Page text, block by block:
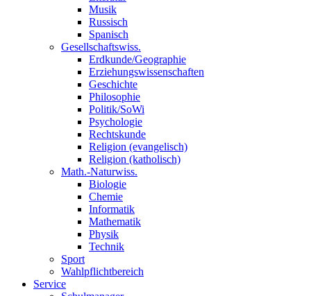
Musik
Russisch
Spanisch
Gesellschaftswiss.
Erdkunde/Geographie
Erziehungswissenschaften
Geschichte
Philosophie
Politik/SoWi
Psychologie
Rechtskunde
Religion (evangelisch)
Religion (katholisch)
Math.-Naturwiss.
Biologie
Chemie
Informatik
Mathematik
Physik
Technik
Sport
Wahlpflichtbereich
Service